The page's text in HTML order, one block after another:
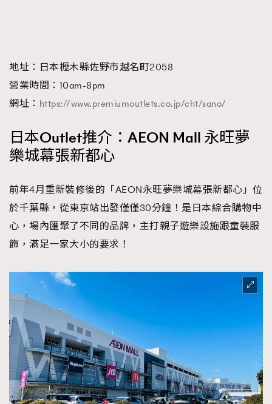
地址：日本櫪木縣佐野市越名町2058
營業時間：10am-8pm
網址： https://www.premiumoutlets.co.jp/cht/sano/
日本Outlet推介：AEON Mall 永旺夢
樂城幕張新都心
前年4月重新裝修後的「AEON永旺夢樂城幕張新都心」位
於千葉縣，從東京站出發僅僅30分鐘！是日本綜合購物中
心，場內匯聚了不同的品牌，主打親子遊樂設施跟童裝服
飾，滿足一家大小的要求！